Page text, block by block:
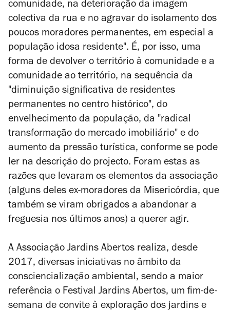
comunidade, na deterioração da imagem
colectiva da rua e no agravar do isolamento dos
poucos moradores permanentes, em especial a
população idosa residente". É, por isso, uma
forma de devolver o território à comunidade e a
comunidade ao território, na sequência da
"diminuição significativa de residentes
permanentes no centro histórico", do
envelhecimento da população, da "radical
transformação do mercado imobiliário" e do
aumento da pressão turística, conforme se pode
ler na descrição do projecto. Foram estas as
razões que levaram os elementos da associação
(alguns deles ex-moradores da Misericórdia, que
também se viram obrigados a abandonar a
freguesia nos últimos anos) a querer agir.
A Associação Jardins Abertos realiza, desde
2017, diversas iniciativas no âmbito da
consciencialização ambiental, sendo a maior
referência o Festival Jardins Abertos, um fim-de-
semana de convite à exploração dos jardins e